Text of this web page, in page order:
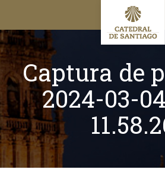
Toggle
navigation
Captura de
2024-03-